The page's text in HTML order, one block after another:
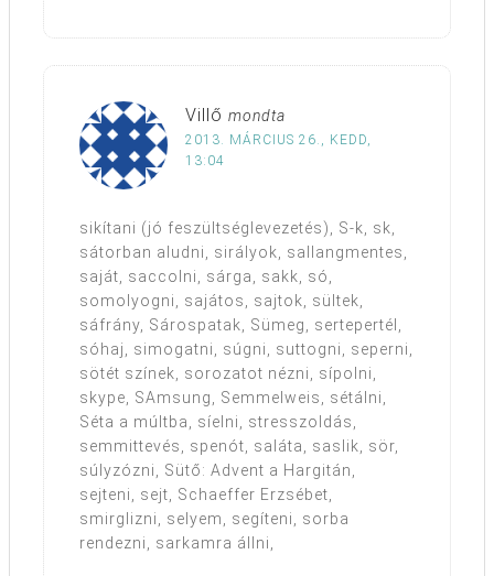
Villő mondta
2013. MÁRCIUS 26., KEDD,
13:04
sikítani (jó feszültséglevezetés), S-k, sk,
sátorban aludni, sirályok, sallangmentes,
saját, saccolni, sárga, sakk, só,
somolyogni, sajátos, sajtok, sültek,
sáfrány, Sárospatak, Sümeg, sertepertél,
sóhaj, simogatni, súgni, suttogni, seperni,
sötét színek, sorozatot nézni, sípolni,
skype, SAmsung, Semmelweis, sétálni,
Séta a múltba, síelni, stresszoldás,
semmittevés, spenót, saláta, saslik, sör,
súlyzózni, Sütő: Advent a Hargitán,
sejteni, sejt, Schaeffer Erzsébet,
smirglizni, selyem, segíteni, sorba
rendezni, sarkamra állni,